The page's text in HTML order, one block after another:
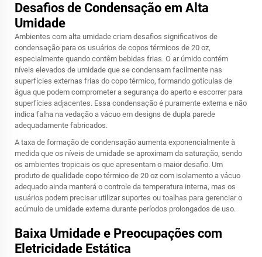
Desafios de Condensação em Alta
Umidade
Ambientes com alta umidade criam desafios significativos de
condensação para os usuários de copos térmicos de 20 oz,
especialmente quando contêm bebidas frias. O ar úmido contém
níveis elevados de umidade que se condensam facilmente nas
superfícies externas frias do copo térmico, formando gotículas de
água que podem comprometer a segurança do aperto e escorrer para
superfícies adjacentes. Essa condensação é puramente externa e não
indica falha na vedação a vácuo em designs de dupla parede
adequadamente fabricados.
A taxa de formação de condensação aumenta exponencialmente à
medida que os níveis de umidade se aproximam da saturação, sendo
os ambientes tropicais os que apresentam o maior desafio. Um
produto de qualidade copo térmico de 20 oz com isolamento a vácuo
adequado ainda manterá o controle da temperatura interna, mas os
usuários podem precisar utilizar suportes ou toalhas para gerenciar o
acúmulo de umidade externa durante períodos prolongados de uso.
Baixa Umidade e Preocupações com
Eletricidade Estática